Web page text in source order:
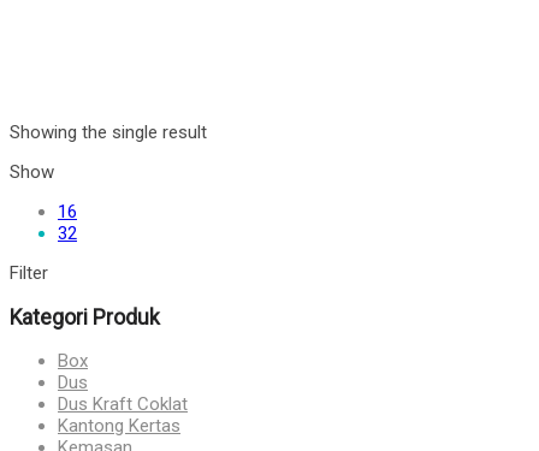
Showing the single result
Show
16
32
Filter
Kategori Produk
Box
Dus
Dus Kraft Coklat
Kantong Kertas